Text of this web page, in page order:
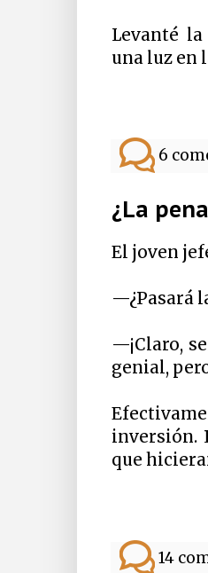
Levanté
una luz en
6
¿La
El joven
—¿Pasará
—¡Claro,
genial,
inversión.
que
14